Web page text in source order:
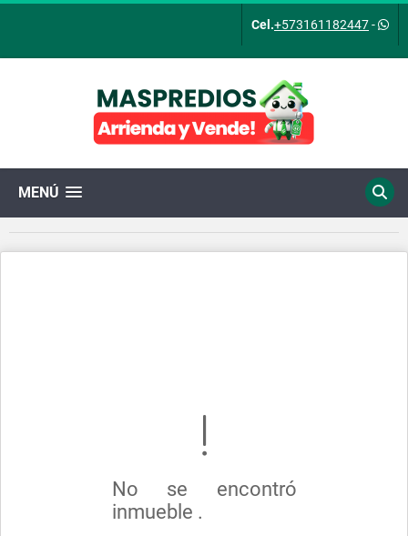
Cel.+573161182447-
MENÚ
No se encontró
inmueble .